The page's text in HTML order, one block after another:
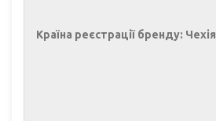
Країна реєстрації бренду: Чехія